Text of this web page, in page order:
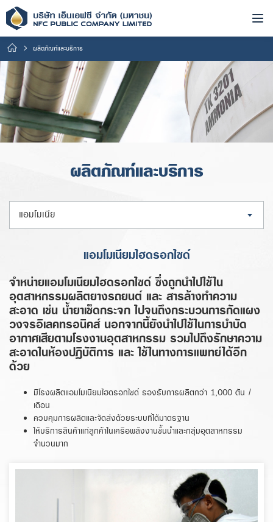
ผลิตภัณฑ์และบริการ
ผลิตภัณฑ์และบริการ
แอมโมเนีย
แอมโมเนียมไฮดรอกไซด์
จำหน่ายแอมโมเนียมไฮดรอกไซด์ ซึ่งถูกนำไปใช้ใน
อุตสาหกรรมผลิตยางรถยนต์ และ สารล้างทำความ
สะอาด เช่น น้ำยาเช็ดกระจก ไปจนถึงกระบวนการกัดแผง
วงจรอิเลคทรอนิคส์ นอกจากนี้ยังนำไปใช้ในการบำบัด
อากาศเสียตามโรงงานอุตสาหกรรม รวมไปถึงรักษาความ
สะอาดในห้องปฏิบัติการ และ ใช้ในทางการแพทย์ได้อีก
ด้วย
มีโรงผลิตแอมโมเนียมไฮดรอกไซด์ รองรับการผลิตกว่า 1,000 ตัน /
เดือน
ควบคุมการผลิตและจัดส่งด้วยระบบที่ได้มาตรฐาน
ให้บริการสินค้าแก่ลูกค้าในเครือพลังงานชั้นนำและกลุ่มอุตสาหกรรม
จำนวนมาก